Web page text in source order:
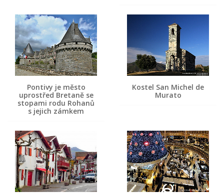
Pontivy je město
uprostřed Bretaně se
stopami rodu Rohanů
s jejich zámkem
Kostel San Michel de
Murato